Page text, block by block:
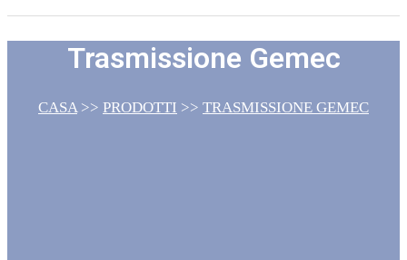
Trasmissione Gemec
CASA >> PRODOTTI >> TRASMISSIONE GEMEC